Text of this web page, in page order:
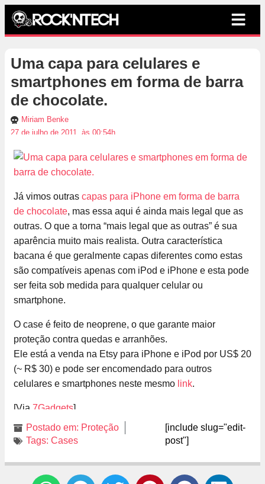
Uma capa para celulares e
smartphones em forma de barra
de chocolate.
Miriam Benke
27 de julho de 2011, às 00:54h
Já vimos outras capas para iPhone em forma de barra
de chocolate, mas essa aqui é ainda mais legal que as
outras. O que a torna “mais legal que as outras” é sua
aparência muito mais realista. Outra característica
bacana é que geralmente capas diferentes como estas
são compatíveis apenas com iPod e iPhone e esta pode
ser feita sob medida para qualquer celular ou
smartphone.
O case é feito de neoprene, o que garante maior
proteção contra quedas e arranhões.
Ele está a venda na Etsy para iPhone e iPod por US$ 20
(~ R$ 30) e pode ser encomendado para outros
celulares e smartphones neste mesmo link.
[Via 7Gadgets]
Postado em: Proteção
Tags: Cases
[include slug="edit-
post"]